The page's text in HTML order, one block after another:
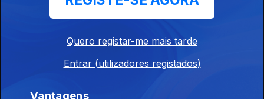
Digital
Quero registar-me mais tarde
Entrar (utilizadores registados)
Vantagens